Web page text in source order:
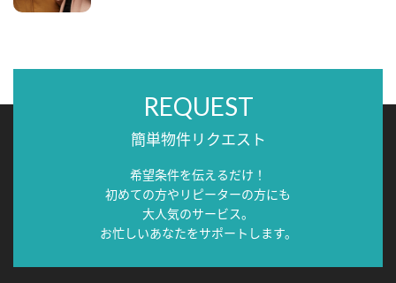
REQUEST
簡単物件リクエスト
希望条件を伝えるだけ！
初めての方やリピーターの方にも
大人気のサービス。
お忙しいあなたをサポートします。